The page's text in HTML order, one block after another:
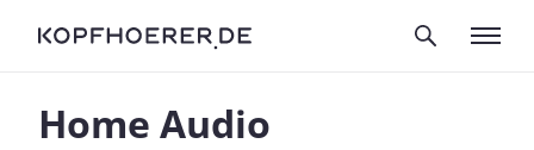
Home Audio